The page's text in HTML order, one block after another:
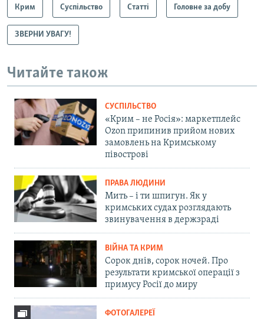
Крим Суспільство Статті Головне за добу
ЗВЕРНИ УВАГУ!
Читайте також
СУСПІЛЬСТВО
«Крим – не Росія»: маркетплейс
Ozon припинив прийом нових
замовлень на Кримському
півострові
ПРАВА ЛЮДИНИ
Мить – і ти шпигун. Як у
кримських судах розглядають
звинувачення в держзраді
ВІЙНА ТА КРИМ
Сорок днів, сорок ночей. Про
результати кримської операції з
примусу Росії до миру
ФОТОГАЛЕРЕЇ